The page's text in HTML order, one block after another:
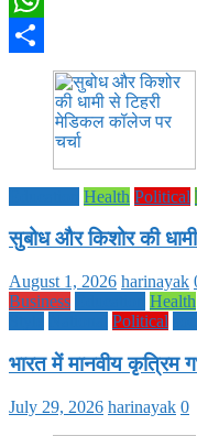
WhatsApp
Health Political
सुबोध और किशोर की
August 1, 2026 harinayak
Business
Health
Political
भारत में मानवीय कृत्रिम
July 29, 2026 harinayak 0